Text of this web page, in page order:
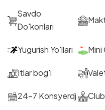
Savdo
Do'konlari
Yugurish Yo'llari
Itlar bog'i
24-7 Konsyerdj